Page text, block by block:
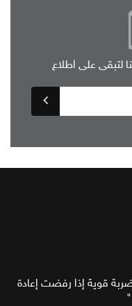
لتبقى على اطلاع
قوية إذا رفضت إعادة